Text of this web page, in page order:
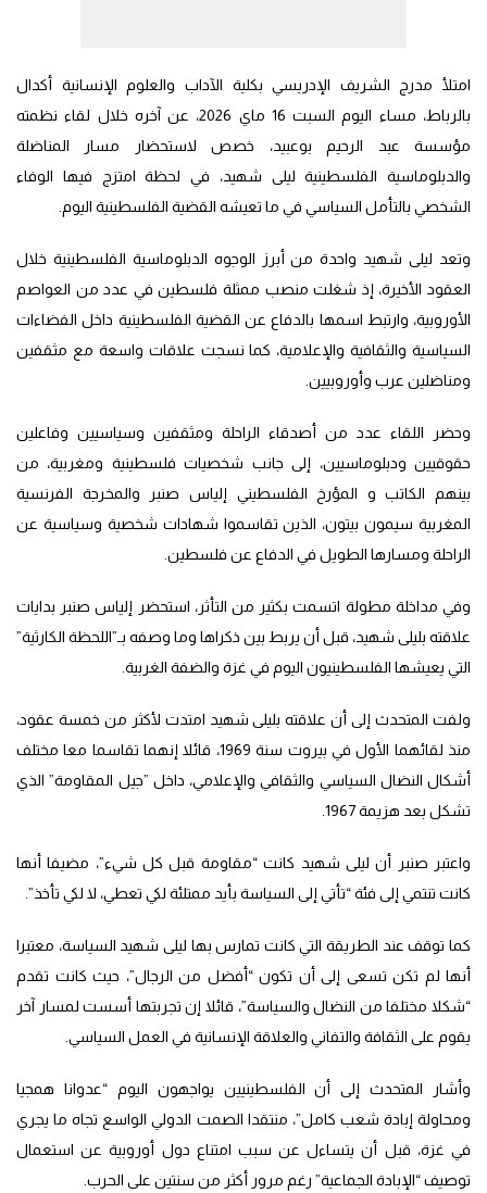
امتلأ مدرج الشريف الإدريسي بكلية الآداب والعلوم الإنسانية أكدال
بالرباط، مساء اليوم السبت 16 ماي 2026، عن آخره خلال لقاء نظمته
مؤسسة عبد الرحيم بوعبيد، خصص لاستحضار مسار المناضلة
والدبلوماسية الفلسطينية ليلى شهيد، في لحظة امتزج فيها الوفاء
الشخصي بالتأمل السياسي في ما تعيشه القضية الفلسطينية اليوم.
وتعد ليلى شهيد واحدة من أبرز الوجوه الدبلوماسية الفلسطينية خلال
العقود الأخيرة، إذ شغلت منصب ممثلة فلسطين في عدد من العواصم
الأوروبية، وارتبط اسمها بالدفاع عن القضية الفلسطينية داخل الفضاءات
السياسية والثقافية والإعلامية، كما نسجت علاقات واسعة مع مثقفين
ومناضلين عرب وأوروبيين.
وحضر اللقاء عدد من أصدقاء الراحلة ومثقفين وسياسيين وفاعلين
حقوقيين ودبلوماسيين، إلى جانب شخصيات فلسطينية ومغربية، من
بينهم الكاتب و المؤرخ الفلسطيني إلياس صنبر والمخرجة الفرنسية
المغربية سيمون بيتون، الذين تقاسموا شهادات شخصية وسياسية عن
الراحلة ومسارها الطويل في الدفاع عن فلسطين.
وفي مداخلة مطولة اتسمت بكثير من التأثر، استحضر إلياس صنبر بدايات
علاقته بليلى شهيد، قبل أن يربط بين ذكراها وما وصفه بـ”اللحظة الكارثية”
التي يعيشها الفلسطينيون اليوم في غزة والضفة الغربية.
ولفت المتحدث إلى أن علاقته بليلى شهيد امتدت لأكثر من خمسة عقود،
منذ لقائهما الأول في بيروت سنة 1969، قائلا إنهما تقاسما معا مختلف
أشكال النضال السياسي والثقافي والإعلامي، داخل ”جيل المقاومة” الذي
تشكل بعد هزيمة 1967.
واعتبر صنبر أن ليلى شهيد كانت “مقاومة قبل كل شيء”، مضيفا أنها
كانت تنتمي إلى فئة “تأتي إلى السياسة بأيد ممتلئة لكي تعطي، لا لكي تأخذ”.
كما توقف عند الطريقة التي كانت تمارس بها ليلى شهيد السياسة، معتبرا
أنها لم تكن تسعى إلى أن تكون “أفضل من الرجال”، حيث كانت تقدم
“شكلا مختلفا من النضال والسياسة”، قائلا إن تجربتها أسست لمسار آخر
يقوم على الثقافة والتفاني والعلاقة الإنسانية في العمل السياسي.
وأشار المتحدث إلى أن الفلسطينيين يواجهون اليوم “عدوانا همجيا
ومحاولة إبادة شعب كامل”، منتقدا الصمت الدولي الواسع تجاه ما يجري
في غزة، قبل أن يتساءل عن سبب امتناع دول أوروبية عن استعمال
توصيف “الإبادة الجماعية” رغم مرور أكثر من سنتين على الحرب.